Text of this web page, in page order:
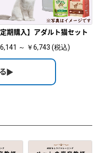
定期購入】アダルト猫セット
～ ￥6,743 (税込)